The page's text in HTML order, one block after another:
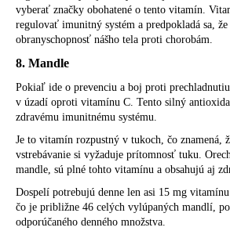
vyberať značky obohatené o tento vitamín.
regulovať imunitný systém a predpokladá sa,
obranyschopnosť nášho tela proti chorobám.
8. Mandle
Pokiaľ ide o prevenciu a boj proti
v úzadí oproti vitamínu C. Tento silný
zdravému imunitnému systému.
Je to vitamín rozpustný v tukoch, čo znamená,
vstrebávanie si vyžaduje prítomnosť tuku.
mandle, sú plné tohto vitamínu a obsahujú aj
Dospelí potrebujú denne len asi 15 mg
čo je približne 46 celých vylúpaných mandlí,
odporúčaného denného množstva.